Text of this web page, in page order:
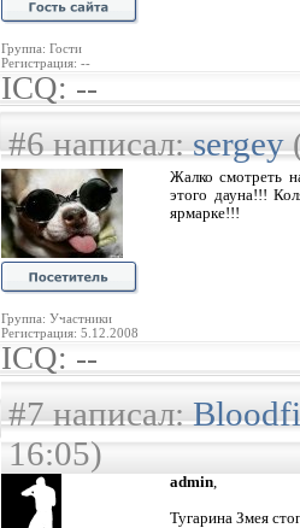
Группа: Гости
Регистрация: --
ICQ: --
#6 написал:sergey
Группа: Участники
Регистрация: 5.12.2008
Жалко смотреть
этого дауна!!!
ярмарке!!!
ICQ: --
#7 написал:
16:05)
admin,
Тугарина Змея